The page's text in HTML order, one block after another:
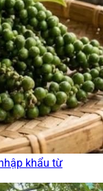
khẩu từ